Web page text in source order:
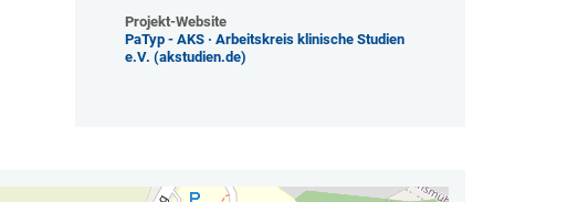
Projekt-Website
PaTyp - AKS · Arbeitskreis klinische Studien
e.V. (akstudien.de)